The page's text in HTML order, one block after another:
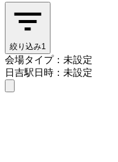
絞り込み1
会場タイプ：未設定
日吉駅日時：未設定